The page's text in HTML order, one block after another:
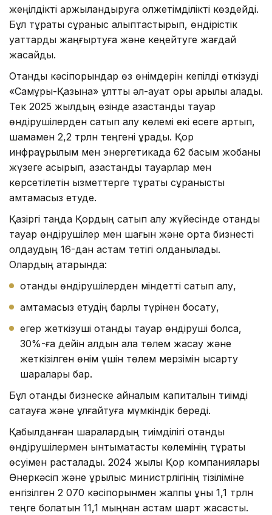
жеңілдікті қаржыландыруға қолжетімділікті көздейді.
Бұл тұрақты сұраныс қалыптастырып, өндірістік
қуаттарды жаңғыртуға және кеңейтуге жағдай
жасайды.
Отандық кәсіпорындар өз өнімдерін кепілді өткізуді
«Самұрық-Қазына» ұлттық әл-ауқат қоры арқылы алады.
Тек 2025 жылдың өзінде қазақстандық тауар
өндірушілерден сатып алу көлемі екі есеге артып,
шамамен 2,2 трлн теңгені құрады. Қор
инфрақұрылым мен энергетикада 62 басым жобаны
жүзеге асырып, қазақстандық тауарлар мен
көрсетілетін қызметтерге тұрақты сұранысты
қамтамасыз етуде.
Қазіргі таңда Қордың сатып алу жүйесінде отандық
тауар өндірушілер мен шағын және орта бизнесті
қолдаудың 16-дан астам тетігі қолданылады.
Олардың қатарында:
отандық өндірушілерден міндетті сатып алу,
қамтамасыз етудің барлық түрінен босату,
егер жеткізуші отандық тауар өндіруші болса,
30%-ға дейін алдын ала төлем жасау және
жеткізілген өнім үшін төлем мерзімін қысқарту
шаралары бар.
Бұл отандық бизнеске айналым капиталын тиімді
сақтауға және ұлғайтуға мүмкіндік береді.
Қабылданған шаралардың тиімділігі отандық
өндірушілермен ынтымақтастық көлемінің тұрақты
өсуімен расталады. 2024 жылы Қор компаниялары
Өнеркәсіп және құрылыс министрлігінің тізіліміне
енгізілген 2 070 кәсіпорынмен жалпы құны 1,1 трлн
теңге болатын 11,1 мыңнан астам шарт жасасты.